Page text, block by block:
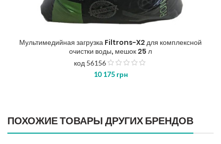
Мультимедийная загрузка Filtrons-X2 для комплексной
очистки воды, мешок 25 л
код 56156
10 175 грн
ПОХОЖИЕ ТОВАРЫ ДРУГИХ БРЕНДОВ